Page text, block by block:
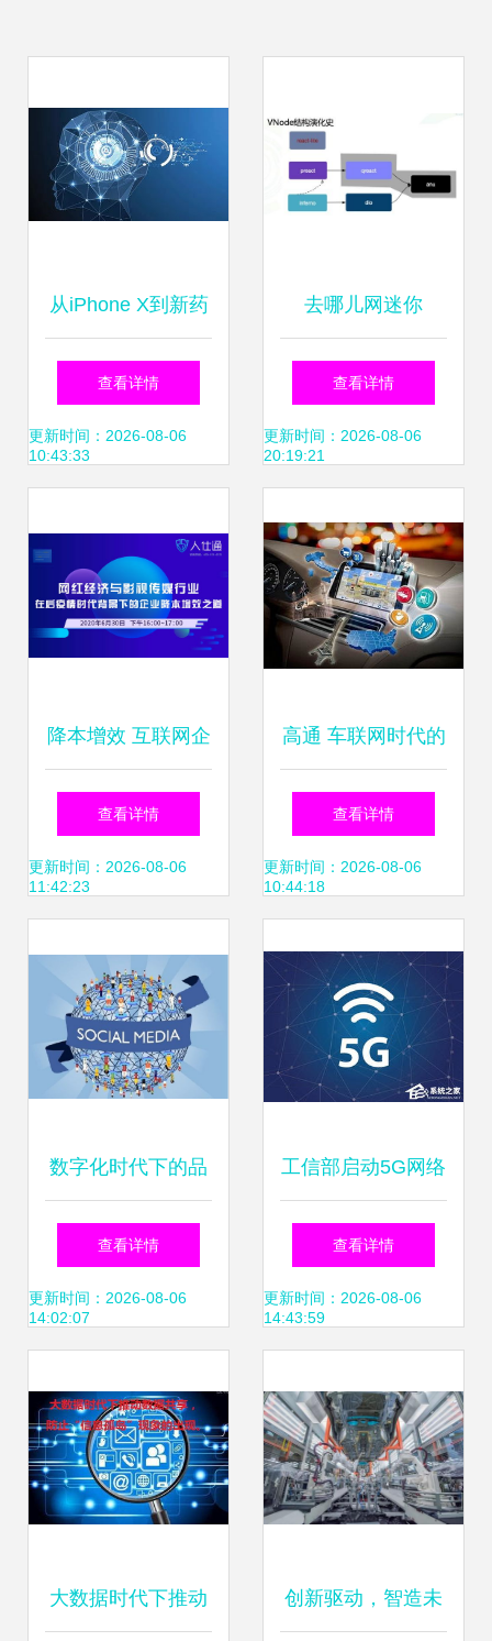
从iPhone X到新药
研发 科技创新如何
重塑我们的世界
查看详情
更新时间：2026-08-06
10:43:33
去哪儿网迷你
React框架的研发
心得 聚焦网络技术
查看详情
更新时间：2026-08-06
20:19:21
降本增效 互联网企
业如何通过政策、
组织与技术研发三
查看详情
更新时间：2026-08-06
11:42:23
高通 车联网时代的
核心赋能者
查看详情
更新时间：2026-08-06
10:44:18
数字化时代下的品
牌互动营销 如何结
合网络技术研发创
查看详情
更新时间：2026-08-06
14:02:07
工信部启动5G网络
技术研发试验第三
阶段 迈向商用部署
查看详情
更新时间：2026-08-06
14:43:59
大数据时代下推动 创新驱动，智造未